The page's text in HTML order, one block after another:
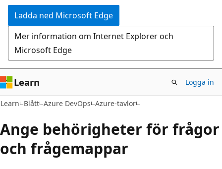
Ladda ned Microsoft Edge
Mer information om Internet Explorer och
Microsoft Edge
Learn Logga in
Learn Blått Azure DevOps Azure-tavlor
Ange behörigheter för frågor
och frågemappar